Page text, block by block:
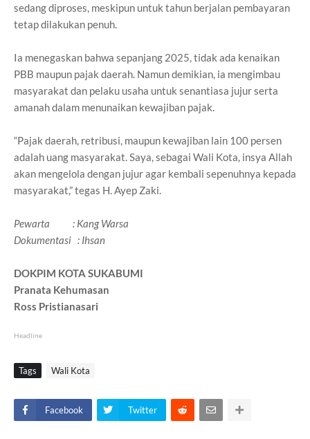
sedang diproses, meskipun untuk tahun berjalan pembayaran
tetap dilakukan penuh.
Ia menegaskan bahwa sepanjang 2025, tidak ada kenaikan
PBB maupun pajak daerah. Namun demikian, ia mengimbau
masyarakat dan pelaku usaha untuk senantiasa jujur serta
amanah dalam menunaikan kewajiban pajak.
“Pajak daerah, retribusi, maupun kewajiban lain 100 persen
adalah uang masyarakat. Saya, sebagai Wali Kota, insya Allah
akan mengelola dengan jujur agar kembali sepenuhnya kepada
masyarakat,” tegas H. Ayep Zaki.
Pewarta : Kang Warsa
Dokumentasi : Ihsan
DOKPIM KOTA SUKABUMI
Pranata Kehumasan
Ross Pristianasari
Headline
Tags Wali Kota
Facebook Twitter